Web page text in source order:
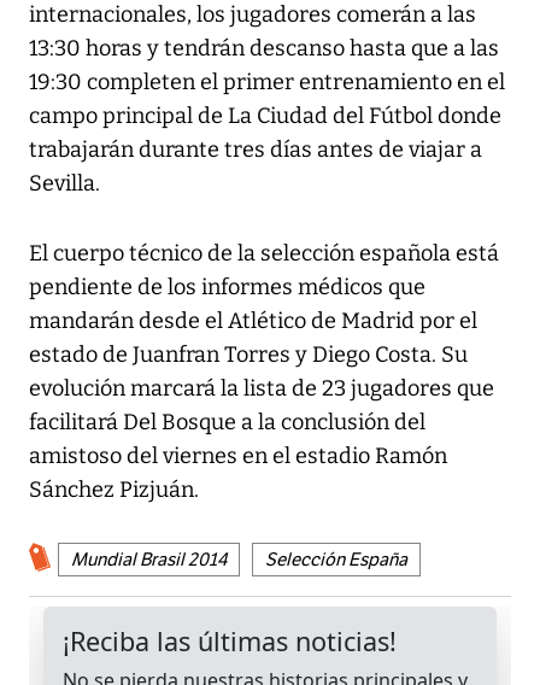
internacionales, los jugadores comerán a las
13:30 horas y tendrán descanso hasta que a las
19:30 completen el primer entrenamiento en el
campo principal de La Ciudad del Fútbol donde
trabajarán durante tres días antes de viajar a
Sevilla.
El cuerpo técnico de la selección española está
pendiente de los informes médicos que
mandarán desde el Atlético de Madrid por el
estado de Juanfran Torres y Diego Costa. Su
evolución marcará la lista de 23 jugadores que
facilitará Del Bosque a la conclusión del
amistoso del viernes en el estadio Ramón
Sánchez Pizjuán.
Mundial Brasil 2014 Selección España